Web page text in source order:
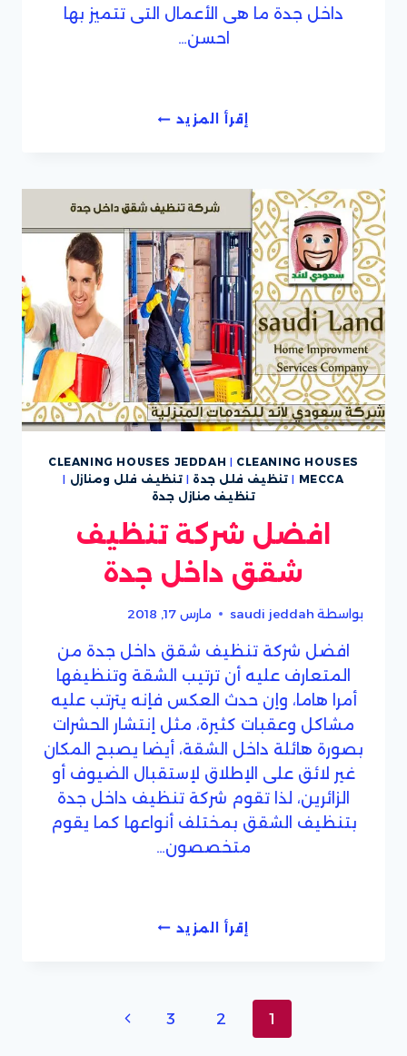
داخل جدة ما هى الأعمال التى تتميز بها
احسن…
إقرأ المزيداحسن
CLEANING HOUSES JEDDAH | CLEANING HOUSES
MECCA
| تنظيف فلل جدة | تنظيف فلل ومنازل |
تنظيف منازل جدة
افضل شركة تنظيف
شقق داخل جدة
بواسطة saudi jeddah مارس 17, 2018
افضل شركة تنظيف شقق داخل جدة من
المتعارف عليه أن ترتيب الشقة وتنظيفها
أمرا هاما، وإن حدث العكس فإنه يترتب عليه
مشاكل وعقبات كثيرة، مثل إنتشار الحشرات
بصورة هائلة داخل الشقة، أيضا يصبح المكان
غير لائق على الإطلاق لإستقبال الضيوف أو
الزائرين، لذا تقوم شركة تنظيف داخل جدة
بتنظيف الشقق بمختلف أنواعها كما يقوم
متخصصون…
إقرأ المزيدافضل
جدة
1
2
3
الصفحة